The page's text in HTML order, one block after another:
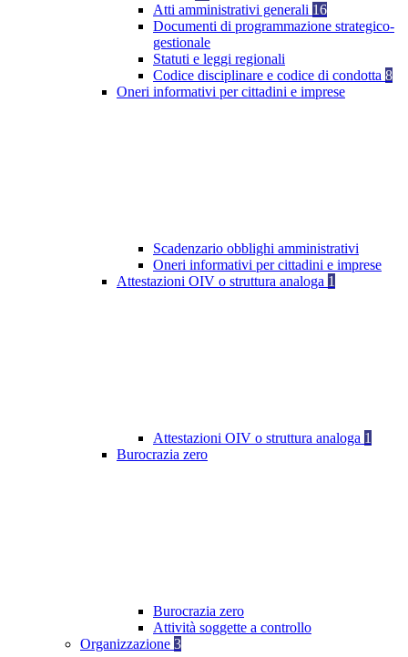
Atti amministrativi generali 16
Documenti di programmazione strategico-
gestionale
Statuti e leggi regionali
Codice disciplinare e codice di condotta 8
Oneri informativi per cittadini e imprese
Scadenzario obblighi amministrativi
Oneri informativi per cittadini e imprese
Attestazioni OIV o struttura analoga 1
Attestazioni OIV o struttura analoga 1
Burocrazia zero
Burocrazia zero
Attività soggette a controllo
Organizzazione 3